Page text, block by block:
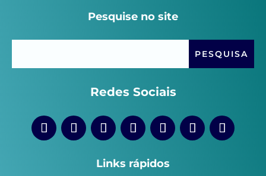
Pesquise no site
Redes Sociais
Links rápidos